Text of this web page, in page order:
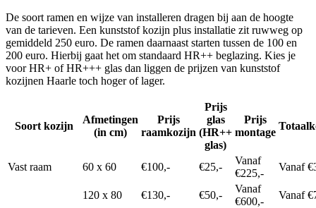
De soort ramen en wijze van installeren dragen bij aan de hoogte
van de tarieven. Een kunststof kozijn plus installatie zit ruwweg op
gemiddeld 250 euro. De ramen daarnaast starten tussen de 100 en
200 euro. Hierbij gaat het om standaard HR++ beglazing. Kies je
voor HR+ of HR+++ glas dan liggen de prijzen van kunststof
kozijnen Haarle toch hoger of lager.
Soort kozijn
Afmetingen
(in cm)
Prijs
raamkozijn
Prijs
glas
(HR++
glas)
Prijs
montage
Vast raam 60 x 60 €100,- €25,-
Vanaf
€225,-
Vanaf
120 x 80 €130,- €50,-
Vanaf
€600,-
Vanaf